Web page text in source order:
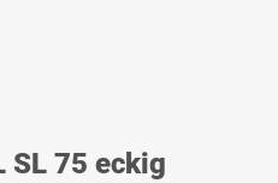
SL 75 eckig